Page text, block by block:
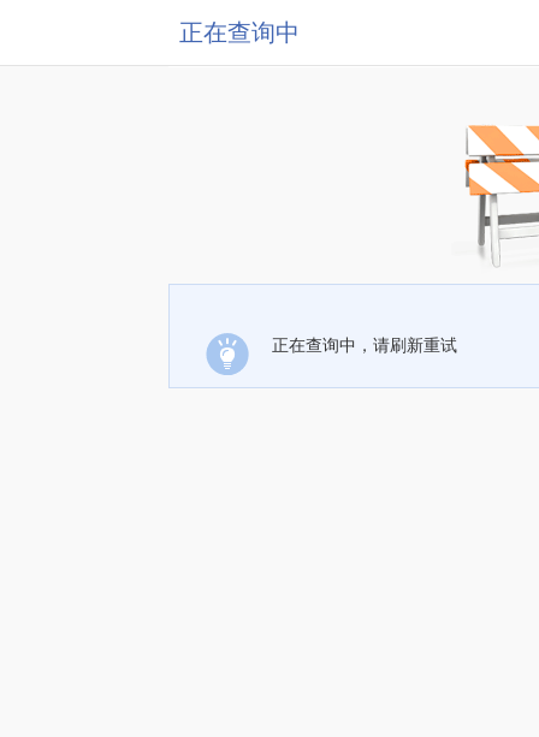
正在查询中
正在查询中，请刷新重试